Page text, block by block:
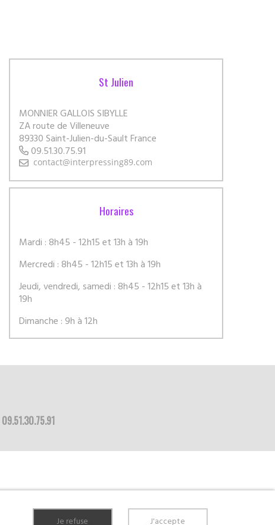
St Julien
MONNIER GALLOIS SIBYLLE
ZA route de Villeneuve
89330 Saint-Julien-du-Sault France
09.51.30.75.91
Horaires
Mardi : 8h45 - 12h15 et 13h à 19h
Mercredi : 8h45 - 12h15 et 13h à 19h
Jeudi, vendredi, samedi : 8h45 - 12h15 et 13h à
19h
Dimanche : 9h à 12h
09.51.30.75.91
Je refuse J'accepte